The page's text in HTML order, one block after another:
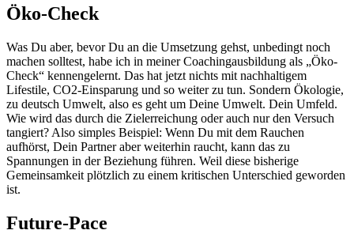
Öko-Check
Was Du aber, bevor Du an die Umsetzung gehst, unbedingt noch
machen solltest, habe ich in meiner Coachingausbildung als „Öko-
Check“ kennengelernt. Das hat jetzt nichts mit nachhaltigem
Lifestile, CO2-Einsparung und so weiter zu tun. Sondern Ökologie,
zu deutsch Umwelt, also es geht um Deine Umwelt. Dein Umfeld.
Wie wird das durch die Zielerreichung oder auch nur den Versuch
tangiert? Also simples Beispiel: Wenn Du mit dem Rauchen
aufhörst, Dein Partner aber weiterhin raucht, kann das zu
Spannungen in der Beziehung führen. Weil diese bisherige
Gemeinsamkeit plötzlich zu einem kritischen Unterschied geworden
ist.
Future-Pace